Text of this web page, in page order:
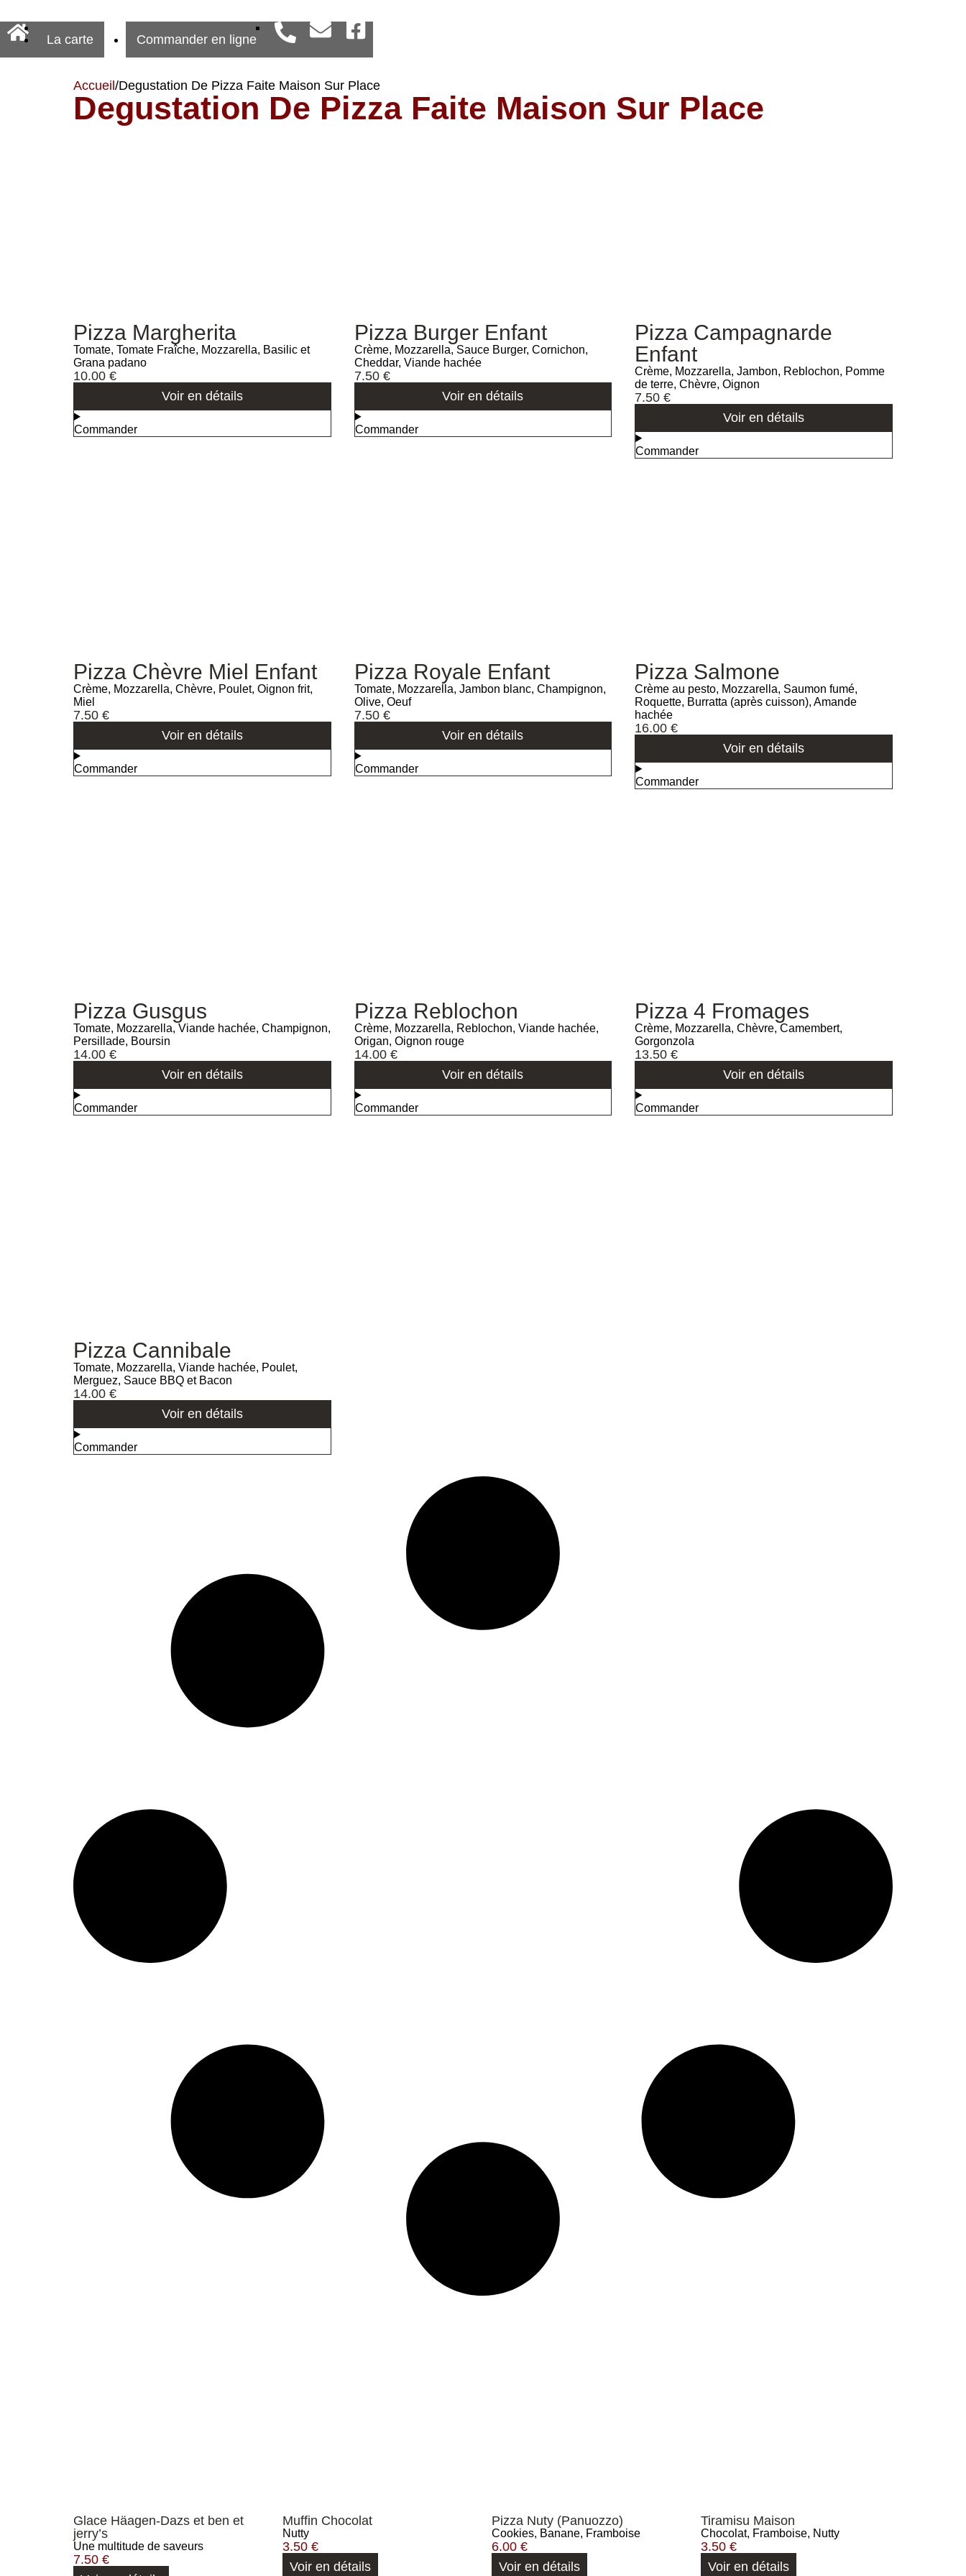
La carte Commander en ligne
Accueil /Degustation De Pizza Faite Maison Sur Place
Degustation De Pizza Faite Maison Sur Place
Pizza Margherita
Tomate, Tomate Fraîche, Mozzarella, Basilic et
Grana padano
10.00 €
Voir en détails
Commander
Pizza Burger Enfant
Crème, Mozzarella, Sauce Burger, Cornichon,
Cheddar, Viande hachée
7.50 €
Voir en détails
Commander
Pizza Campagnarde
Enfant
Crème, Mozzarella, Jambon, Reblochon, Pomme
de terre, Chèvre, Oignon
7.50€
Voir en détails
Commander
Pizza Chèvre Miel Enfant
Crème, Mozzarella, Chèvre, Poulet, Oignon frit,
Miel
7.50 €
Voir en détails
Commander
Pizza Royale Enfant
Tomate, Mozzarella, Jambon blanc, Champignon,
Olive, Oeuf
7.50 €
Voir en détails
Commander
Pizza Salmone
Crème au pesto, Mozzarella, Saumon fumé,
Roquette, Burratta (après cuisson), Amande
hachée
16.00€
Voir en détails
Commander
Pizza Gusgus
Tomate, Mozzarella, Viande hachée, Champignon,
Persillade, Boursin
14.00 €
Voir en détails
Commander
Pizza Reblochon
Crème, Mozzarella, Reblochon, Viande hachée,
Origan, Oignon rouge
14.00 €
Voir en détails
Commander
Pizza 4 Fromages
Crème, Mozzarella, Chèvre, Camembert,
Gorgonzola
13.50€
Voir en détails
Commander
Pizza Cannibale
Tomate, Mozzarella, Viande hachée, Poulet,
Merguez, Sauce BBQ et Bacon
14.00 €
Voir en détails
Commander
Glace Häagen-Dazs et ben et
jerry’s
Une multitude de saveurs
7.50 €
Muffin Chocolat
Nutty
3.50 €
Voir en détails
Pizza Nuty (Panuozzo)
Cookies, Banane, Framboise
6.00 €
Voir en détails
Tiramisu Maison
Chocolat, Framboise, Nutty
3.50 €
Voir en détails